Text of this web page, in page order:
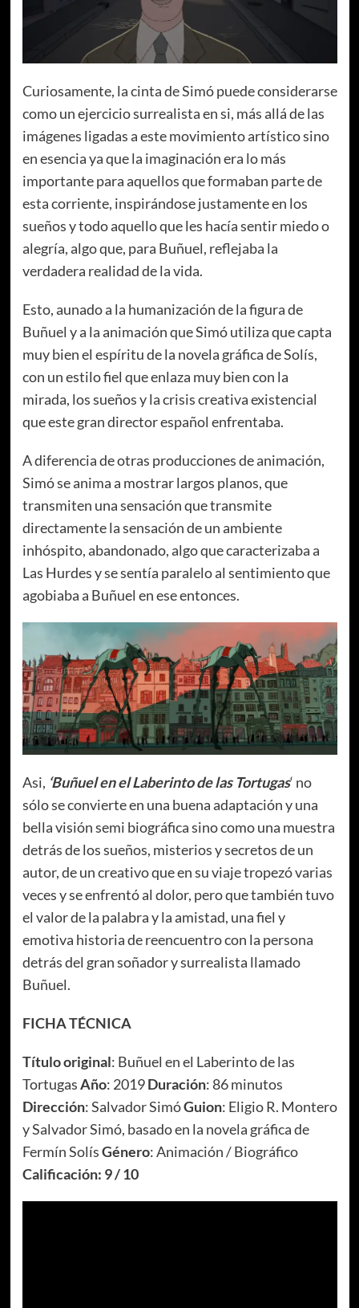
Curiosamente, la cinta de Simó puede considerarse
como un ejercicio surrealista en si, más allá de las
imágenes ligadas a este movimiento artístico sino
en esencia ya que la imaginación era lo más
importante para aquellos que formaban parte de
esta corriente, inspirándose justamente en los
sueños y todo aquello que les hacía sentir miedo o
alegría, algo que, para Buñuel, reflejaba la
verdadera realidad de la vida.
Esto, aunado a la humanización de la figura de
Buñuel y a la animación que Simó utiliza que capta
muy bien el espíritu de la novela gráfica de Solís,
con un estilo fiel que enlaza muy bien con la
mirada, los sueños y la crisis creativa existencial
que este gran director español enfrentaba.
A diferencia de otras producciones de animación,
Simó se anima a mostrar largos planos, que
transmiten una sensación que transmite
directamente la sensación de un ambiente
inhóspito, abandonado, algo que caracterizaba a
Las Hurdes y se sentía paralelo al sentimiento que
agobiaba a Buñuel en ese entonces.
Asi, ‘Buñuel en el Laberinto de las Tortugas‘ no
sólo se convierte en una buena adaptación y una
bella visión semi biográfica sino como una muestra
detrás de los sueños, misterios y secretos de un
autor, de un creativo que en su viaje tropezó varias
veces y se enfrentó al dolor, pero que también tuvo
el valor de la palabra y la amistad, una fiel y
emotiva historia de reencuentro con la persona
detrás del gran soñador y surrealista llamado
Buñuel.
FICHA TÉCNICA
Título original: Buñuel en el Laberinto de las
TortugasAño: 2019Duración: 86 minutos
Dirección: Salvador SimóGuion: Eligio R. Montero
y Salvador Simó, basado en la novela gráfica de
Fermín SolísGénero: Animación / Biográfico
Calificación: 9 / 10